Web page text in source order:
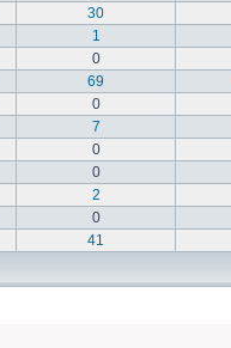
30
1
0
69
0
7
0
0
2
0
41